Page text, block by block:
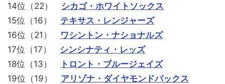
14位（22） シカゴ・ホワイトソックス
15位（16） テキサス・レンジャーズ
16位（21） ワシントン・ナショナルズ
17位（17） シンシナティ・レッズ
18位（13）
トロント・ブルージェイズ
19位（19） アリゾナ・ダイヤモンドバックス